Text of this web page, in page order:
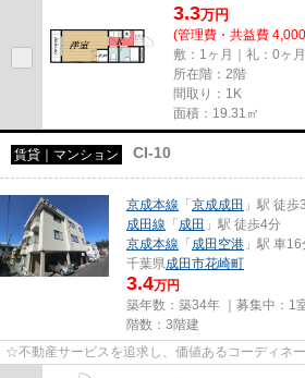
3.3万円
(管理費・共益費
敷：1ヶ月｜礼：0ヶ月
所在階：2階
間取り：1K
面積：19.31㎡
賃貸｜マンション CI-10
京成本線 「京成成田 」駅 徒歩
成田線 「成田 」駅 徒歩4分
京成本線 「成田空港 」駅 車
千葉県成田市花崎町
3.4万円
築年数：築34年 ｜募集中： 1
階数：3階建
☆不動産サービスを追求し、価値あるコーディネ